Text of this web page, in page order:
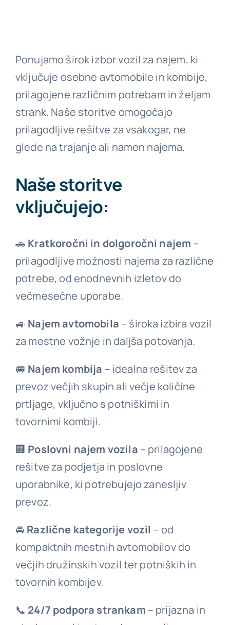
Ponujamo širok izbor vozil za najem, ki
vključuje osebne avtomobile in kombije,
prilagojene različnim potrebam in željam
strank. Naše storitve omogočajo
prilagodljive rešitve za vsakogar, ne
glede na trajanje ali namen najema.
Naše storitve
vključujejo:
🚗 Kratkoročni in dolgoročni najem –
prilagodljive možnosti najema za različne
potrebe, od enodnevnih izletov do
večmesečne uporabe.
🚙 Najem avtomobila – široka izbira vozil
za mestne vožnje in daljša potovanja.
🚐 Najem kombija – idealna rešitev za
prevoz večjih skupin ali večje količine
prtljage, vključno s potniškimi in
tovornimi kombiji.
🏢 Poslovni najem vozila – prilagojene
rešitve za podjetja in poslovne
uporabnike, ki potrebujejo zanesljiv
prevoz.
🚘 Različne kategorije vozil – od
kompaktnih mestnih avtomobilov do
večjih družinskih vozil ter potniških in
tovornih kombijev.
📞 24/7 podpora strankam – prijazna in